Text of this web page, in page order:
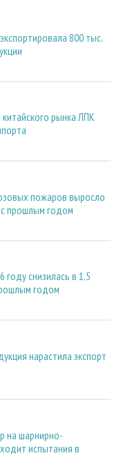
800 тыс.
рынка ЛПК
пожаров выросло
прошлым годом
году снизилась в 1,5
годом
нарастила экспорт
на шарнирно-
испытания в